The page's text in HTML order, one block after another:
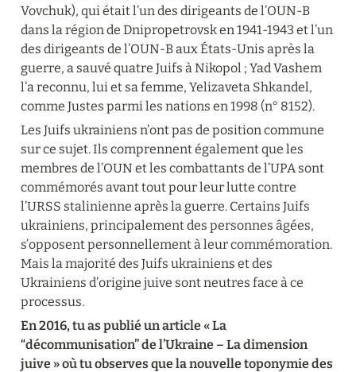
Vovchuk), qui était l’un des dirigeants de l’OUN-B
dans la région de Dnipropetrovsk en 1941-1943 et l’un
des dirigeants de l’OUN-B aux États-Unis après la
guerre, a sauvé quatre Juifs à Nikopol ; Yad Vashem
l’a reconnu, lui et sa femme, Yelizaveta Shkandel,
comme Justes parmi les nations en 1998 (n° 8152).
Les Juifs ukrainiens n’ont pas de position commune
sur ce sujet. Ils comprennent également que les
membres de l’OUN et les combattants de l’UPA sont
commémorés avant tout pour leur lutte contre
l’URSS stalinienne après la guerre. Certains Juifs
ukrainiens, principalement des personnes âgées,
s’opposent personnellement à leur commémoration.
Mais la majorité des Juifs ukrainiens et des
Ukrainiens d’origine juive sont neutres face à ce
processus.
En 2016, tu as publié un article « La
“décommunisation” de l’Ukraine – La dimension
juive » où tu observes que la nouvelle toponymie des